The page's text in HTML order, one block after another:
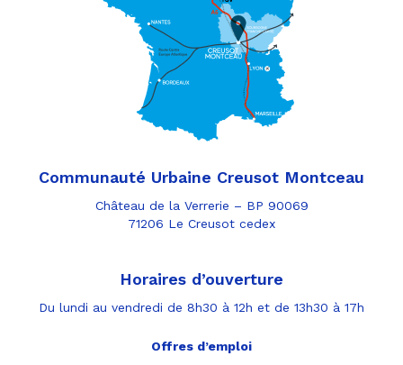
Communauté Urbaine Creusot Montceau
Château de la Verrerie – BP 90069
71206 Le Creusot cedex
Horaires d’ouverture
Du lundi au vendredi de 8h30 à 12h et de 13h30 à 17h
Offres d’emploi